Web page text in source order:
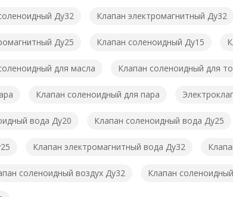
Ду32 Клапан электромагнитный Ду32
Ду25 Клапан соленоидный Ду15
для масла Клапан соленоидный для
Клапан соленоидный для пара
вода Ду20 Клапан соленоидный вода Ду25
Клапан электромагнитный вода Ду32
соленоидный воздух Ду32 Клапан